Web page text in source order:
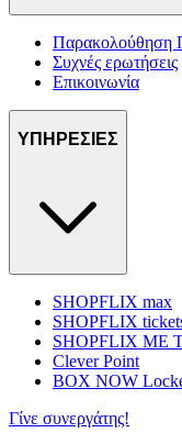
Παρακολούθηση
Συχνές ερωτήσεις
Επικοινωνία
ΥΠΗΡΕΣΙΕΣ
SHOPFLIX max
SHOPFLIX
SHOPFLIX ΜΕ
Clever Point
BOX NOW
Γίνε συνεργάτης!